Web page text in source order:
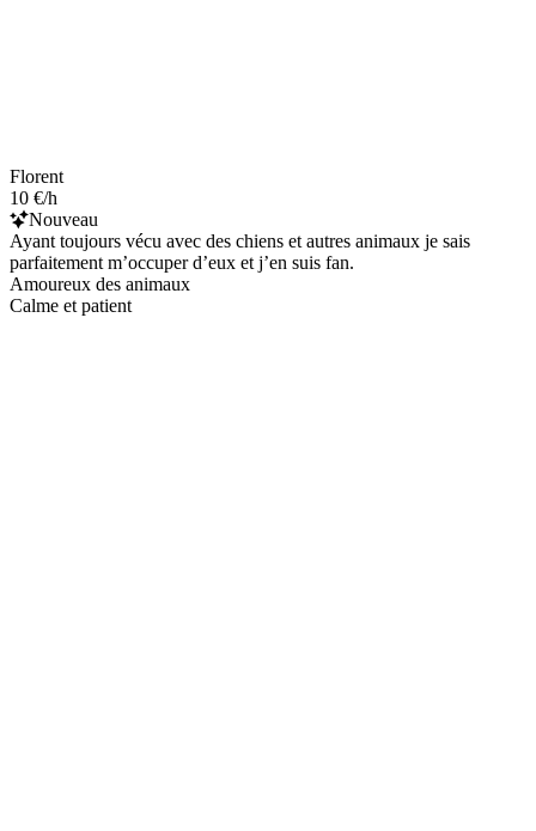
Florent
10 €/h
Nouveau
Ayant toujours vécu avec des chiens et autres animaux je sais
parfaitement m’occuper d’eux et j’en suis fan.
Amoureux des animaux
Calme et patient